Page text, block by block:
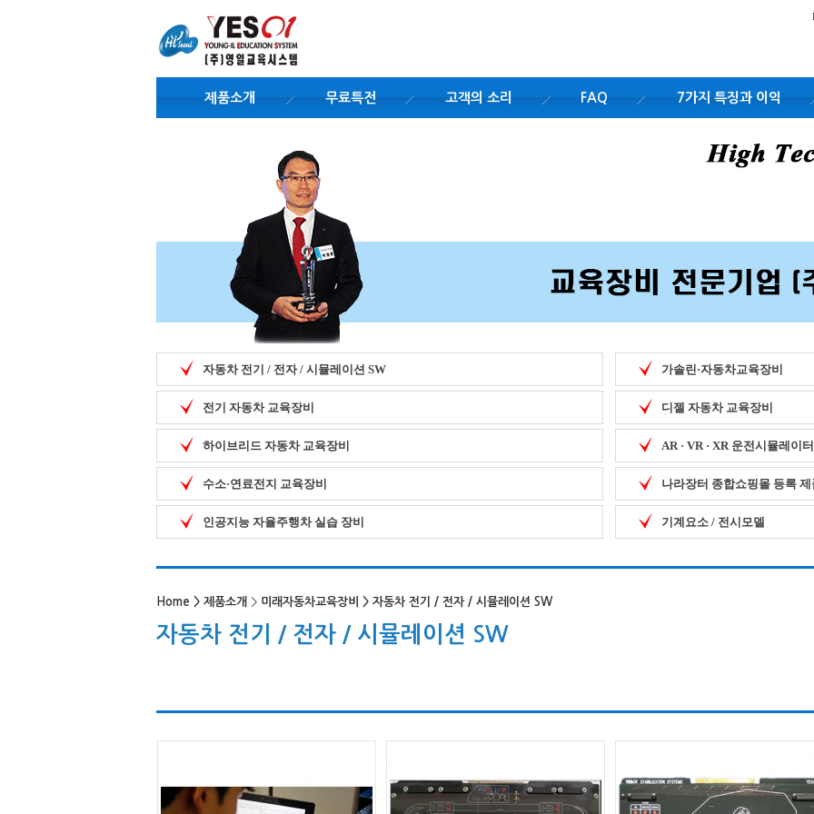
제품소개 무료특전 고객의 소리 FAQ 7가지 특징과 이익
자동차 전기 / 전자 / 시뮬레이션 SW 가솔린·자동차교육장비
전기 자동차 교육장비 디젤 자동차 교육장비
하이브리드 자동차 교육장비 AR · VR · XR 운전시뮬레이터
수소·연료전지 교육장비 나라장터 종합쇼핑몰 등록 제
인공지능 자율주행차 실습 장비 기계요소 / 전시모델
Home > 제품소개 > 미래자동차교육장비 > 자동차 전기 / 전자 / 시뮬레이션 SW
자동차 전기 / 전자 / 시뮬레이션 SW